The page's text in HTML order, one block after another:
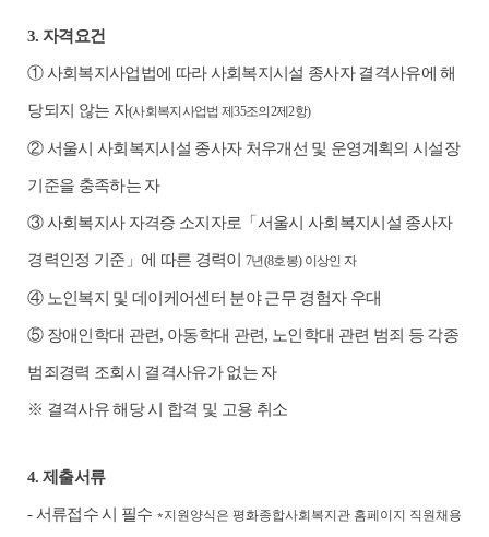
3. 자격요건
①사회복지사업법에 따라 사회복지시설 종사자 결격사유에 해
당되지 않는 자(사회복지사업법 제35조의 2제2항)
②서울시 사회복지시설 종사자 처우개선 및 운영계획의 시설장
기준을 충족하는 자
③사회복지사 자격증 소지자로 「 서울시 사회복지시설 종사자
경력인정 기준 」 에 따른 경력이7년(8호봉) 이상인 자
④ 노인복지 및 데이케어센터 분야 근무 경험자 우대
⑤ 장애인학대 관련, 아동학대 관련, 노인학대 관련 범죄 등 각종
범죄경력 조회시 결격사유가 없는 자
※ 결격사유 해당 시 합격 및 고용 취소
4. 제출서류
-서류접수 시 필수 *지원양식은 평화종합사회복지관 홈페이지 직원채용